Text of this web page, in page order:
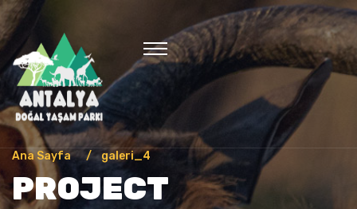
Ana Sayfa galeri_4
PROJECT